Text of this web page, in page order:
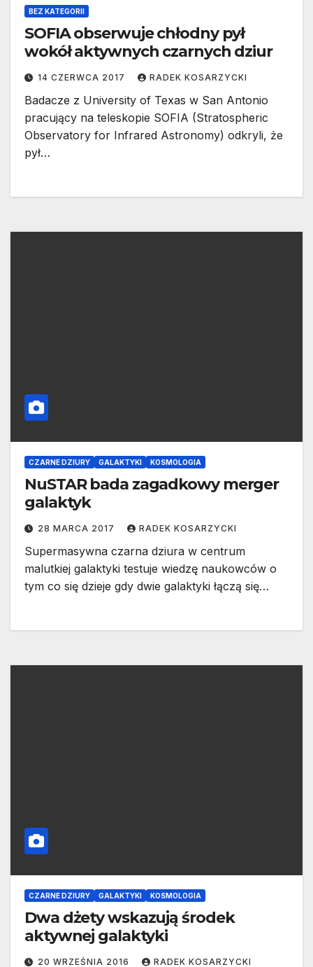
BEZ KATEGORII
SOFIA obserwuje chłodny pył
wokół aktywnych czarnych dziur
14 CZERWCA 2017 RADEK KOSARZYCKI
Badacze z University of Texas w San Antonio
pracujący na teleskopie SOFIA (Stratospheric
Observatory for Infrared Astronomy) odkryli, że
pył…
CZARNE DZIURY GALAKTYKI KOSMOLOGIA
NuSTAR bada zagadkowy merger
galaktyk
28 MARCA 2017 RADEK KOSARZYCKI
Supermasywna czarna dziura w centrum
malutkiej galaktyki testuje wiedzę naukowców o
tym co się dzieje gdy dwie galaktyki łączą się…
CZARNE DZIURY GALAKTYKI KOSMOLOGIA
Dwa dżety wskazują środek
aktywnej galaktyki
20 WRZEŚNIA 2016 RADEK KOSARZYCKI